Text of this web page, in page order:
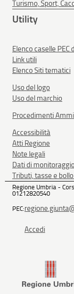
Turismo, Sport,
Utility
Elenco caselle
Link utili
Elenco Siti tematici
Uso del logo
Uso del marchio
Procedimenti
Accessibilità
Atti Regione
Note legali
Dati di
Tributi, tasse e
Regione Umbria -
01212820540
PEC:
Accedi